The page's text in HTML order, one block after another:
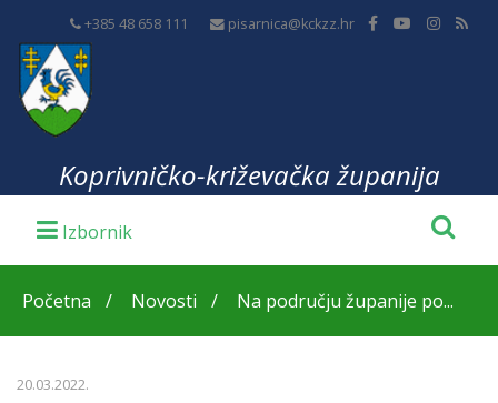
+385 48 658 111 pisarnica@kckzz.hr
Koprivničko-križevačka županija
Početna Novosti Na području županije po...
20.03.2022.